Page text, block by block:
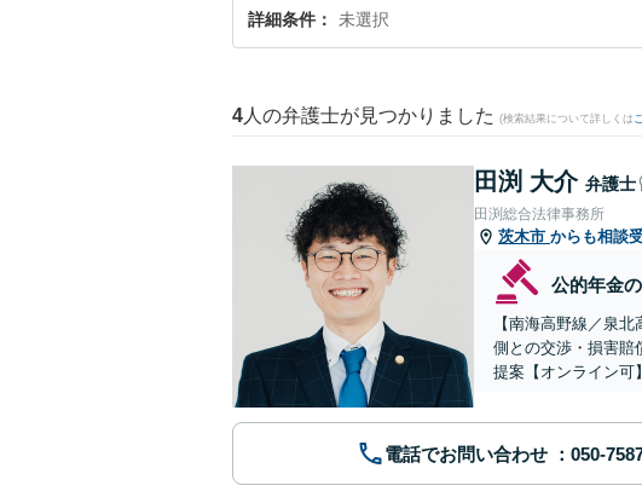
詳細条件 未選択
4 人の弁護士が見つかりました (検索結果について詳しくは
田渕 大介 弁護士
田渕総合法律事務所
茨木市 からも相談
公的年金
【南海高野線／泉
側との交渉・損害賠
提案【オンライン可】
電話でお問い合わせ